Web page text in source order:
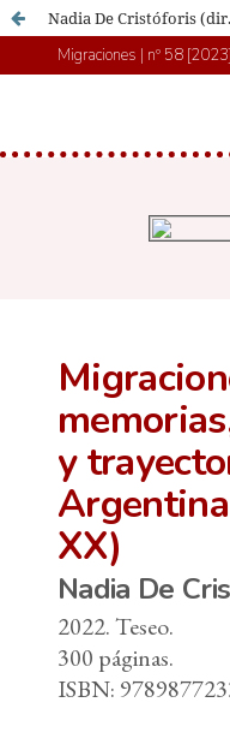
Nadia De Cristóforis